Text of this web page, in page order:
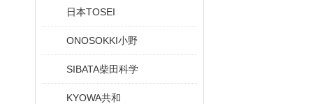
日本TOSEI
ONOSOKKI小野
SIBATA柴田科学
KYOWA共和